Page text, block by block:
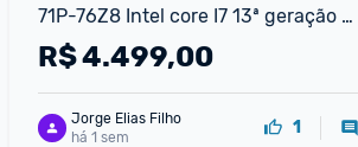
71P-76Z8 Intel core I7 13ª geração
16GB 512GB SSD Tela 15,6 TN UHD
Linux
R$4.499,00
Jorge Elias Filho
há 1 sem
1